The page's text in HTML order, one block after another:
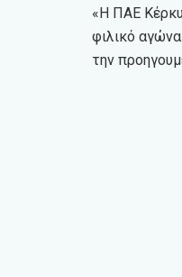
«Η ΠΑΕ
φιλικό
την